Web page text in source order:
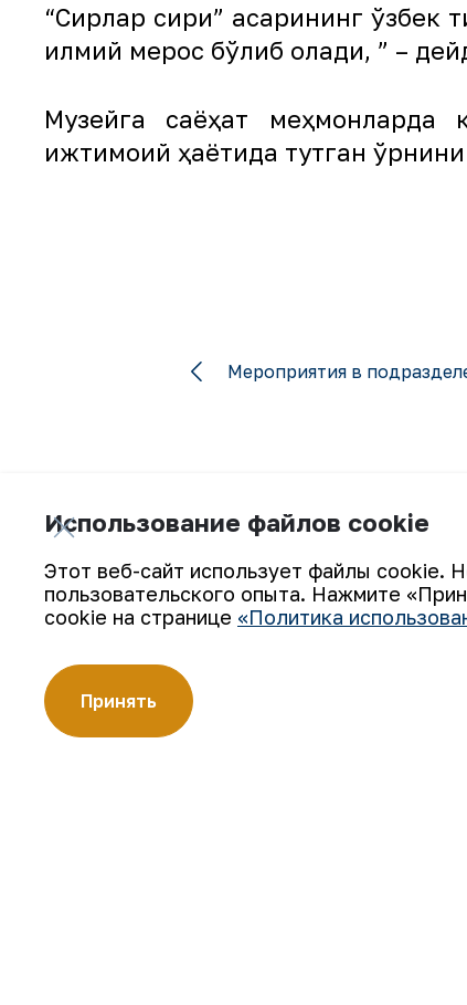
“Сирлар сири” асарининг ўзбек
илмий мерос бўлиб қолади, ” –
Музейга саёҳат меҳмонларда
ижтимоий ҳаётида тутган
Мероприятия в
Подпишитесь на обновления:
АО «Навоийский горно-металлургический
производителей золота. Являясь современным
технологии, компания освоила полный цикл
Использование файлов cookie
Этот веб-сайт использует файлы cookie.
пользовательского опыта. Нажмите
cookie на странице «Политика
Принять